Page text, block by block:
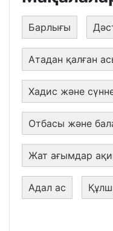
Барлығы
Атадан қалған
Хадис және
Отбасы және
Жат ағымдар
Адал ас